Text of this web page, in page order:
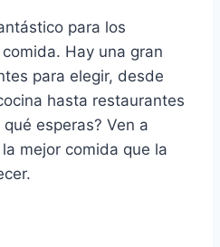
para los
Hay una gran
para elegir, desde
hasta restaurantes
esperas? Ven a
mejor comida que la